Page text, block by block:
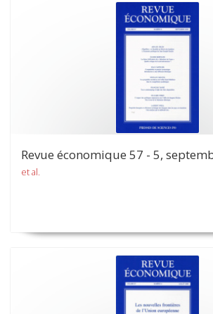
Revue économique 57 - 5,
et al.